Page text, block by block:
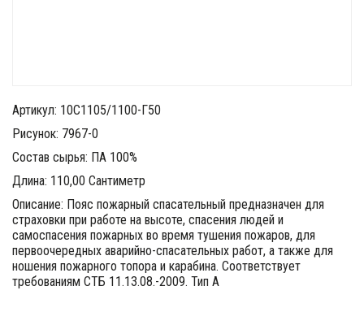
Артикул: 10С1105/1100-Г50
Рисунок: 7967-0
Состав сырья: ПА 100%
Длина: 110,00 Сантиметр
Описание: Пояс пожарный спасательный предназначен для
страховки при работе на высоте, спасения людей и
самоспасения пожарных во время тушения пожаров, для
первоочередных аварийно-спасательных работ, а также для
ношения пожарного топора и карабина. Соответствует
требованиям СТБ 11.13.08.-2009. Тип А